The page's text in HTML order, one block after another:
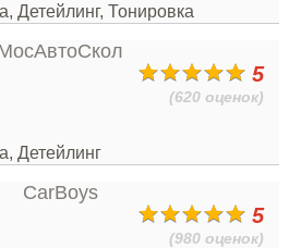
Детейлинг, Тонировка
5
(620 оценок)
Детейлинг
5
(980 оценок)